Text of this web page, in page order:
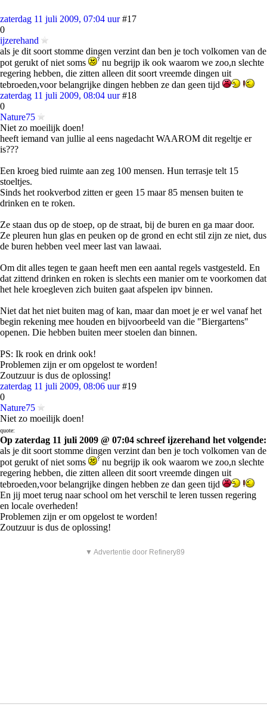
zaterdag 11 juli 2009, 07:04 uur #17
0
ijzerehand
als je dit soort stomme dingen verzint dan ben je toch volkomen van de
pot gerukt of niet soms
nu begrijp ik ook waarom we zoo,n slechte
regering hebben, die zitten alleen dit soort vreemde dingen uit
tebroeden,voor belangrijke dingen hebben ze dan geen tijd
zaterdag 11 juli 2009, 08:04 uur #18
0
Nature75
Niet zo moeilijk doen!
heeft iemand van jullie al eens nagedacht WAAROM dit regeltje er
is???
Een kroeg bied ruimte aan zeg 100 mensen. Hun terrasje telt 15
stoeltjes.
Sinds het rookverbod zitten er geen 15 maar 85 mensen buiten te
drinken en te roken.
Ze staan dus op de stoep, op de straat, bij de buren en ga maar door.
Ze pleuren hun glas en peuken op de grond en echt stil zijn ze niet, dus
de buren hebben veel meer last van lawaai.
Om dit alles tegen te gaan heeft men een aantal regels vastgesteld. En
dat zittend drinken en roken is slechts een manier om te voorkomen dat
het hele kroegleven zich buiten gaat afspelen ipv binnen.
Niet dat het niet buiten mag of kan, maar dan moet je er wel vanaf het
begin rekening mee houden en bijvoorbeeld van die "Biergartens"
openen. Die hebben buiten meer stoelen dan binnen.
PS: Ik rook en drink ook!
Problemen zijn er om opgelost te worden!
Zoutzuur is dus de oplossing!
zaterdag 11 juli 2009, 08:06 uur #19
0
Nature75
Niet zo moeilijk doen!
quote:
Op zaterdag 11 juli 2009 @ 07:04 schreef ijzerehand het volgende:
als je dit soort stomme dingen verzint dan ben je toch volkomen van de
pot gerukt of niet soms
nu begrijp ik ook waarom we zoo,n slechte
regering hebben, die zitten alleen dit soort vreemde dingen uit
tebroeden,voor belangrijke dingen hebben ze dan geen tijd
En jij moet terug naar school om het verschil te leren tussen regering
en locale overheden!
Problemen zijn er om opgelost te worden!
Zoutzuur is dus de oplossing!
▼ Advertentie door Refinery89